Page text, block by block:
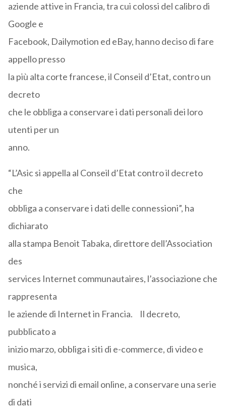
aziende attive in Francia, tra cui colossi del calibro di
Google e
Facebook, Dailymotion ed eBay, hanno deciso di fare
appello presso
la più alta corte francese, il Conseil d’Etat, contro un
decreto
che le obbliga a conservare i dati personali dei loro
utenti per un
anno.
“L’Asic si appella al Conseil d’Etat contro il decreto
che
obbliga a conservare i dati delle connessioni”, ha
dichiarato
alla stampa Benoit Tabaka, direttore dell’Association
des
services Internet communautaires, l’associazione che
rappresenta
le aziende di Internet in Francia. Il decreto,
pubblicato a
inizio marzo, obbliga i siti di e-commerce, di video e
musica,
nonché i servizi di email online, a conservare una serie
di dati